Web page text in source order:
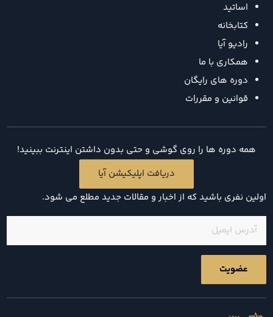
اساتید
کتابخانه
رادیو آیا
همکاری با ما
دوره های رایگان
قوانین و مقررات
همه دوره ها را روی گوشی و حتی بدون داشتن اینترنت ببینید!
دریافت اپلیکیشن آیا
اولین نفری باشید که از اخبار و مقالات جدید مطلع می شود.
ایمیل
(ضروری)